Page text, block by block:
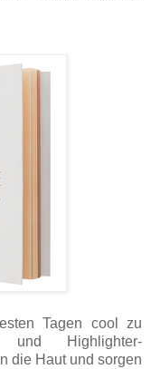
Tagen cool zu
und Highlighter-
die Haut und sorgen